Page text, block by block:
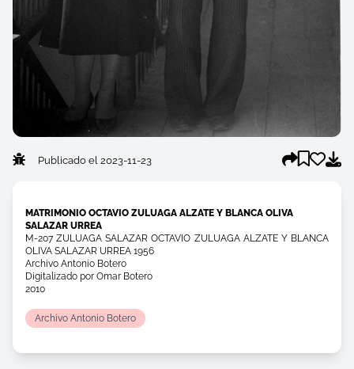
Publicado el 2023-11-23
MATRIMONIO OCTAVIO ZULUAGA ALZATE Y BLANCA OLIVA
SALAZAR URREA
M-207 ZULUAGA SALAZAR OCTAVIO ZULUAGA ALZATE Y BLANCA
OLIVA SALAZAR URREA 1956
Archivo Antonio Botero
Digitalizado por Omar Botero
2010
Archivo Antonio Botero